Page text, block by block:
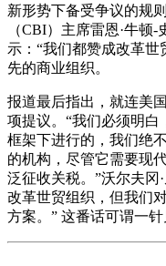
新形势下备受争议的规
（CBI）主席雷恩·牛顿-
示：“我们都赞成改革世
先的商业组织。
报道最后指出，就连美
项提议。“我们必须明白
框架下进行的，我们绝
的机构，尽管它需要现
泛征收关税。”沃尔夫冈
改革世贸组织，但我们
方案。” 这番话可谓一针